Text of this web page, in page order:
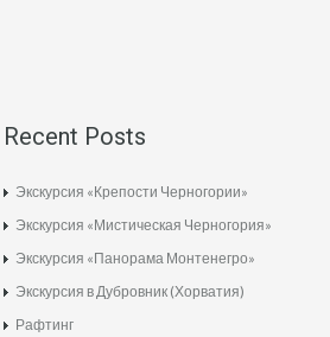
Recent Posts
Экскурсия «Крепости Черногории»
Экскурсия «Мистическая Черногория»
Экскурсия «Панорама Монтенегро»
Экскурсия в Дубровник (Хорватия)
Рафтинг